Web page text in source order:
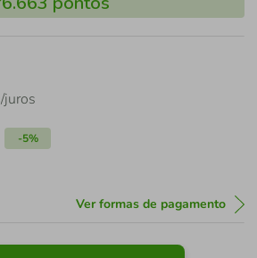
juros
-5%
Ver formas de pagamento